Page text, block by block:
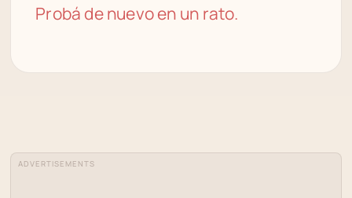
Probá de nuevo en un rato.
ADVERTISEMENTS